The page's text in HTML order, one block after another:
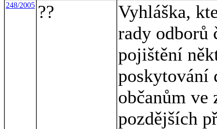
248/2005 ??
Vyhláška,
rady odborů
pojištění
poskytování
občanům ve
pozdějších